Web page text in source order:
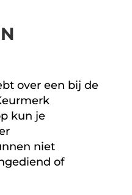
over een bij de
kun je
niet
of